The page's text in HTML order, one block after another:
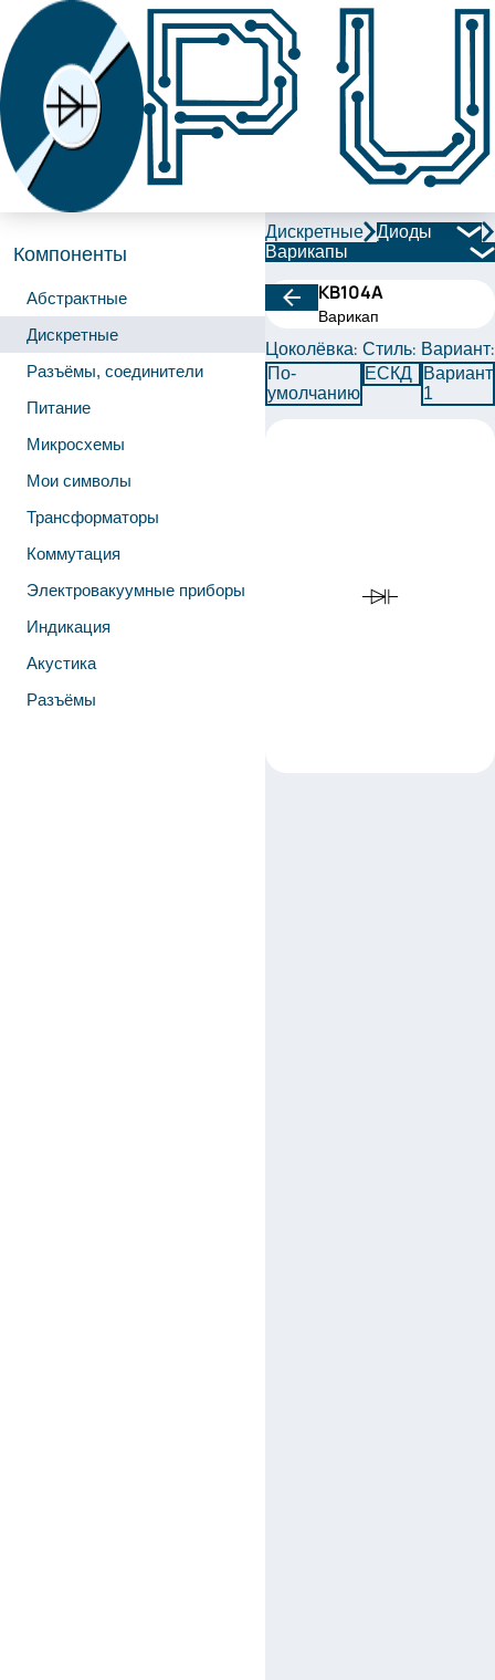
Компоненты
Абстрактные
Дискретные
Разъёмы, соединители
Питание
Микросхемы
Мои символы
Трансформаторы
Коммутация
Электровакуумные приборы
Индикация
Акустика
Разъёмы
Дискретные
Диоды
Варикапы
КВ104А
Варикап
Цоколёвка:
По-
умолчанию
Стиль:
ЕСКД
Вариант:
Вариант
1